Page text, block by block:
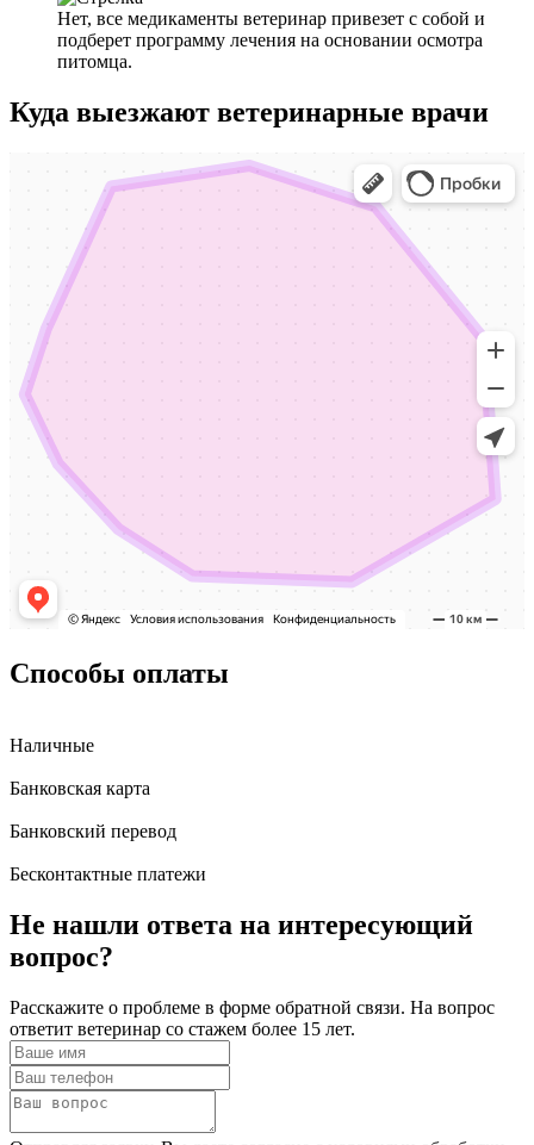
Нет, все медикаменты ветеринар привезет с собой и
подберет программу лечения на основании осмотра
питомца.
Куда выезжают ветеринарные врачи
Способы оплаты
Наличные
Банковская карта
Банковский перевод
Бесконтактные платежи
Не нашли ответа на интересующий
вопрос?
Расскажите о проблеме в форме обратной связи. На вопрос
ответит ветеринар со стажем более 15 лет.